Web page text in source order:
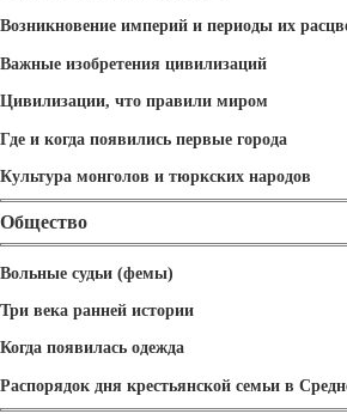
Возникновение империй и периоды их
Важные изобретения цивилизаций
Цивилизации, что правили миром
Где и когда появились первые города
Культура монголов и тюркских народов
Общество
Вольные судьи (фемы)
Три века ранней истории
Когда появилась одежда
Распорядок дня крестьянской семьи в